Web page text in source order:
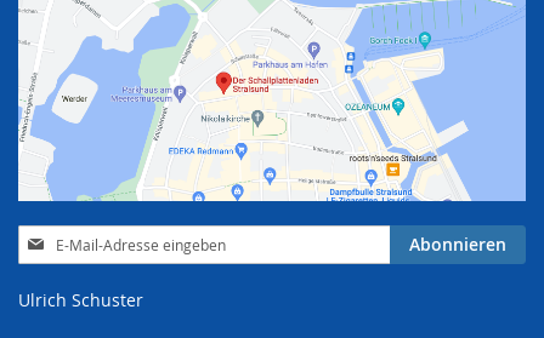
Anmeldung
zum
Abonnieren
Ulrich Schuster